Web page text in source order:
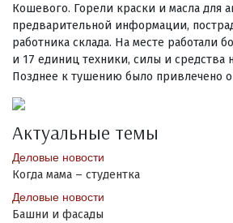
Кошевого. Горели краски и масла для
предварительной информации,
работника склада. На месте работали
и 17 единиц техники, силы и средства
Позднее к тушению было привлечено
Актуальные темы
Деловые новости
Когда мама – студентка
Деловые новости
Башни и фасады